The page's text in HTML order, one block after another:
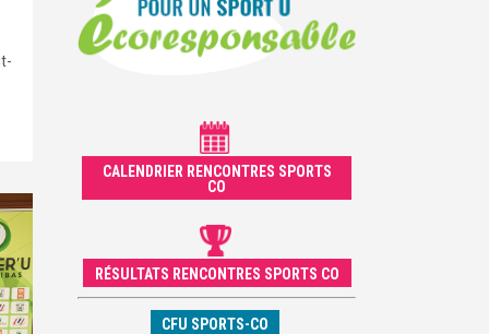
CALENDRIER RENCONTRES SPORTS
CO
RÉSULTATS RENCONTRES SPORTS CO
CFU SPORTS-CO